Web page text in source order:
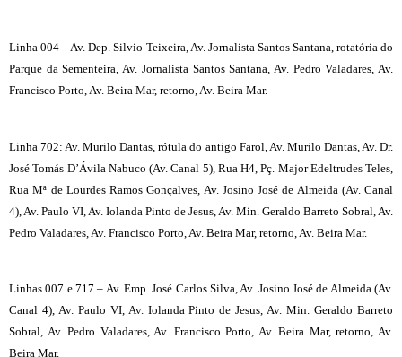
Linha 004 – Av. Dep. Silvio Teixeira, Av. Jornalista Santos Santana, rotatória do
Parque da Sementeira, Av. Jornalista Santos Santana, Av. Pedro Valadares, Av.
Francisco Porto, Av. Beira Mar, retorno, Av. Beira Mar.
Linha 702: Av. Murilo Dantas, rótula do antigo Farol, Av. Murilo Dantas, Av. Dr.
José Tomás D’Ávila Nabuco (Av. Canal 5), Rua H4, Pç. Major Edeltrudes Teles,
Rua Mª de Lourdes Ramos Gonçalves, Av. Josino José de Almeida (Av. Canal
4), Av. Paulo VI, Av. Iolanda Pinto de Jesus, Av. Min. Geraldo Barreto Sobral, Av.
Pedro Valadares, Av. Francisco Porto, Av. Beira Mar, retorno, Av. Beira Mar.
Linhas 007 e 717 – Av. Emp. José Carlos Silva, Av. Josino José de Almeida (Av.
Canal 4), Av. Paulo VI, Av. Iolanda Pinto de Jesus, Av. Min. Geraldo Barreto
Sobral, Av. Pedro Valadares, Av. Francisco Porto, Av. Beira Mar, retorno, Av.
Beira Mar.